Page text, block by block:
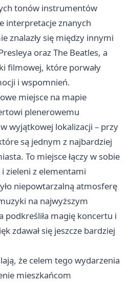
tonów instrumentów
interpretacje znanych
znalazły się między innymi
oraz The Beatles, a
filmowej, które porwały
i wspomnień.
miejsce na mapie
plenerowemu
wyjątkowej lokalizacji – przy
są jednym z najbardziej
To miejsce łączy w sobie
zieleni z elementami
niepowtarzalną atmosferę
na najwyższym
podkreśliła magię koncertu i
zdawał się jeszcze bardziej
że celem tego wydarzenia
mieszkańcom